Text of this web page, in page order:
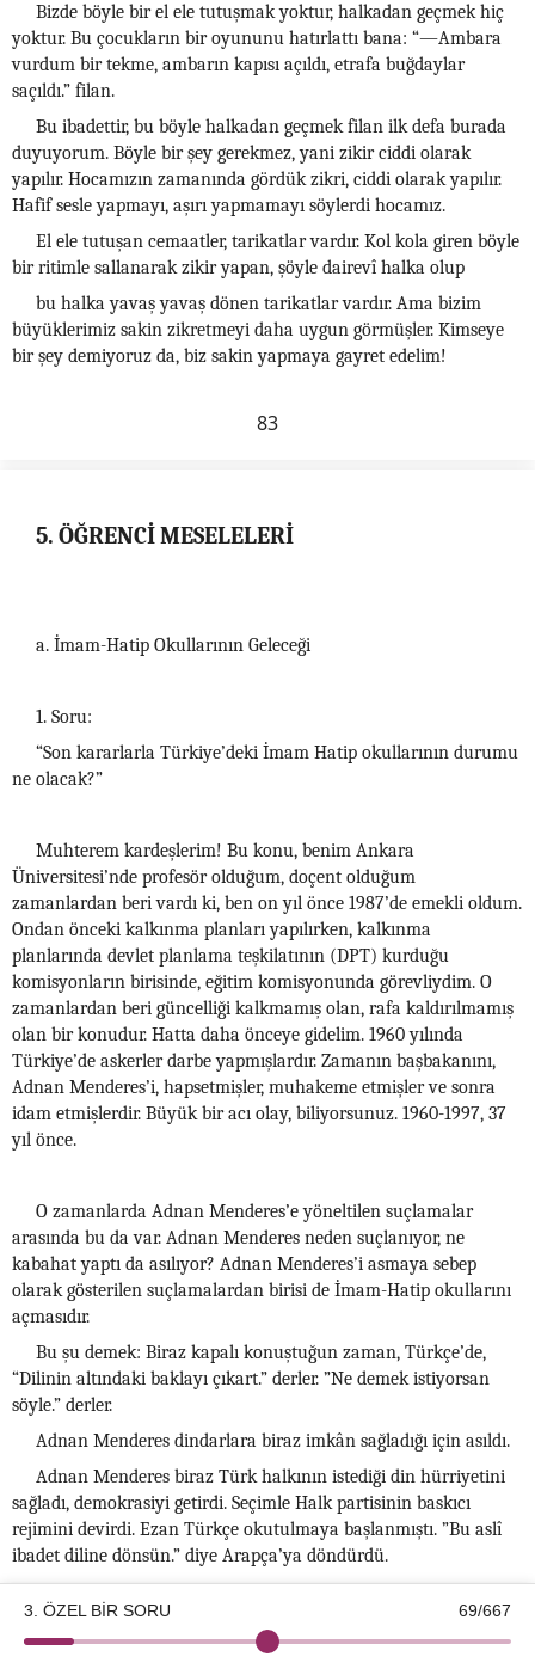
3. ÖZEL BİR SORU 69/667
Bizde böyle bir el ele tutuşmak yoktur, halkadan geçmek hiç
yoktur. Bu çocukların bir oyununu hatırlattı bana: “—Ambara
vurdum bir tekme, ambarın kapısı açıldı, etrafa buğdaylar
saçıldı.” filan.
Bu ibadettir, bu böyle halkadan geçmek filan ilk defa burada
duyuyorum. Böyle bir şey gerekmez, yani zikir ciddi olarak
yapılır. Hocamızın zamanında gördük zikri, ciddi olarak yapılır.
Hafif sesle yapmayı, aşırı yapmamayı söylerdi hocamız.
El ele tutuşan cemaatler, tarikatlar vardır. Kol kola giren böyle
bir ritimle sallanarak zikir yapan, şöyle dairevî halka olup
bu halka yavaş yavaş dönen tarikatlar vardır. Ama bizim
büyüklerimiz sakin zikretmeyi daha uygun görmüşler. Kimseye
bir şey demiyoruz da, biz sakin yapmaya gayret edelim!
83
5. ÖĞRENCİ MESELELERİ
a. İmam-Hatip Okullarının Geleceği
1. Soru:
“Son kararlarla Türkiye’deki İmam Hatip okullarının durumu
ne olacak?”
Muhterem kardeşlerim! Bu konu, benim Ankara
Üniversitesi’nde profesör olduğum, doçent olduğum
zamanlardan beri vardı ki, ben on yıl önce 1987’de emekli oldum.
Ondan önceki kalkınma planları yapılırken, kalkınma
planlarında devlet planlama teşkilatının (DPT) kurduğu
komisyonların birisinde, eğitim komisyonunda görevliydim. O
zamanlardan beri güncelliği kalkmamış olan, rafa kaldırılmamış
olan bir konudur. Hatta daha önceye gidelim. 1960 yılında
Türkiye’de askerler darbe yapmışlardır. Zamanın başbakanını,
Adnan Menderes’i, hapsetmişler, muhakeme etmişler ve sonra
idam etmişlerdir. Büyük bir acı olay, biliyorsunuz. 1960-1997, 37
yıl önce.
O zamanlarda Adnan Menderes’e yöneltilen suçlamalar
arasında bu da var. Adnan Menderes neden suçlanıyor, ne
kabahat yaptı da asılıyor? Adnan Menderes’i asmaya sebep
olarak gösterilen suçlamalardan birisi de İmam-Hatip okullarını
açmasıdır.
Bu şu demek: Biraz kapalı konuştuğun zaman, Türkçe’de,
“Dilinin altındaki baklayı çıkart.” derler. ”Ne demek istiyorsan
söyle.” derler.
Adnan Menderes dindarlara biraz imkân sağladığı için asıldı.
Adnan Menderes biraz Türk halkının istediği din hürriyetini
sağladı, demokrasiyi getirdi. Seçimle Halk partisinin baskıcı
rejimini devirdi. Ezan Türkçe okutulmaya başlanmıştı. ”Bu aslî
ibadet diline dönsün.” diye Arapça’ya döndürdü.
arıyordu. Ama inkılâp kanunlarından bir tevhîd-i tedrisat
kanunu
©2026 Kotku Enstitüsü v2.8.3